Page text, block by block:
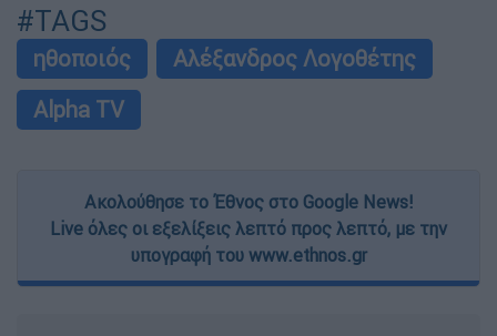
#TAGS
ηθοποιός
Αλέξανδρος Λογοθέτης
Alpha TV
Ακολούθησε το Έθνος στο Google News!
Live όλες οι εξελίξεις λεπτό προς λεπτό, με την
υπογραφή του www.ethnos.gr